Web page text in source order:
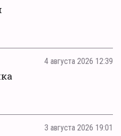
4 августа 2026 12:39
3 августа 2026 19:01